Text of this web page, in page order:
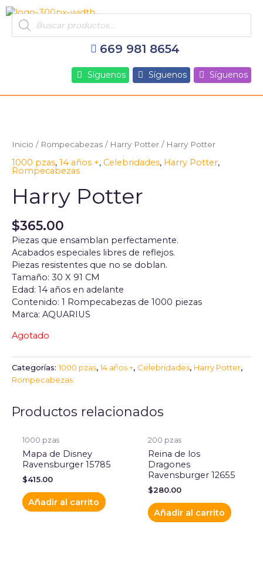
al
contenido
Products
search
669 981 8654
Síguenos Síguenos Síguenos
Inicio / Rompecabezas / Harry Potter / Harry Potter
1000 pzas, 14 años +, Celebridades, Harry Potter,
Rompecabezas
Harry Potter
$365.00
Piezas que ensamblan perfectamente.
Acabados especiales libres de reflejos.
Piezas resistentes que no se doblan.
Tamaño: 30 X 91 CM
Edad: 14 años en adelante
Contenido: 1 Rompecabezas de 1000 piezas
Marca: AQUARIUS
Agotado
Categorías:1000 pzas,14 años +, Celebridades, Harry Potter,
Rompecabezas
Productos relacionados
1000 pzas
Mapa de Disney
Ravensburger 15785
$415.00
Añadir al carrito
200 pzas
Reina de los
Dragones
Ravensburger 12655
$280.00
Añadir al carrito